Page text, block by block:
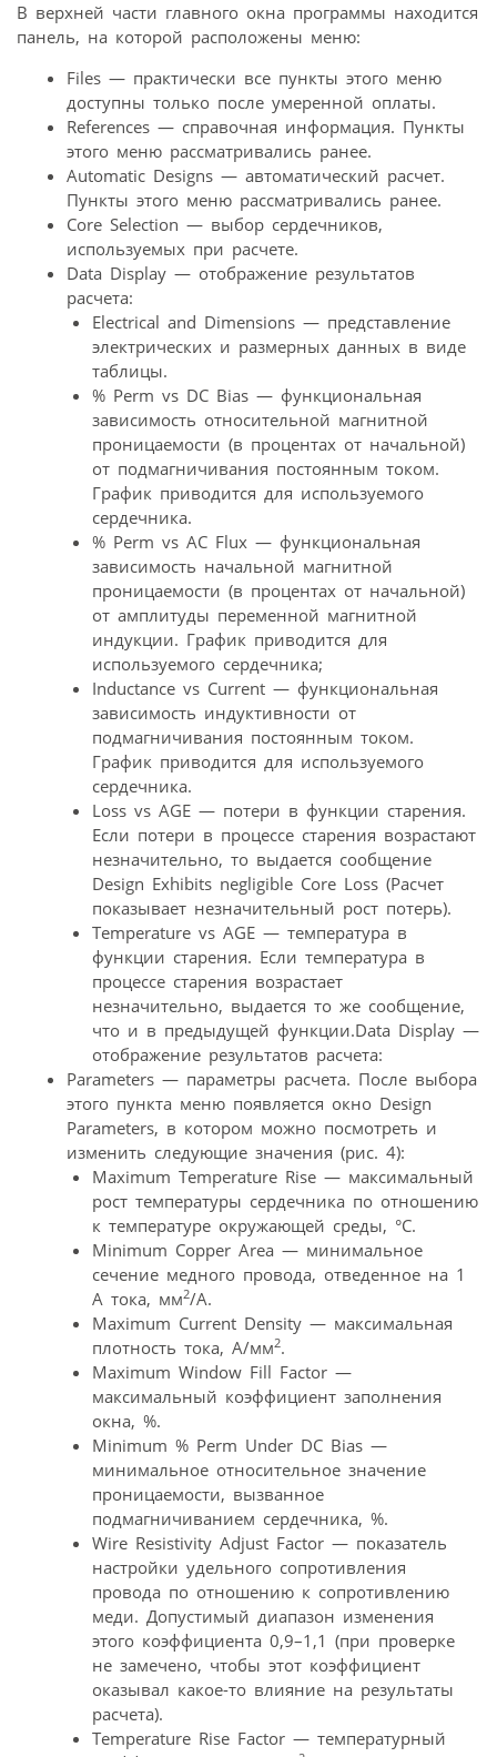
В верхней части главного окна программы находится
панель, на которой расположены меню:
Files — практически все пункты этого меню
доступны только после умеренной оплаты.
References — справочная информация. Пункты
этого меню рассматривались ранее.
Automatic Designs — автоматический расчет.
Пункты этого меню рассматривались ранее.
Core Selection — выбор сердечников,
используемых при расчете.
Data Display — отображение результатов
расчета:
Electrical and Dimensions — представление
электрических и размерных данных в виде
таблицы.
% Perm vs DC Bias — функциональная
зависимость относительной магнитной
проницаемости (в процентах от начальной)
от подмагничивания постоянным током.
График приводится для используемого
сердечника.
% Perm vs AC Flux — функциональная
зависимость начальной магнитной
проницаемости (в процентах от начальной)
от амплитуды переменной магнитной
индукции. График приводится для
используемого сердечника;
Inductance vs Current — функциональная
зависимость индуктивности от
подмагничивания постоянным током.
График приводится для используемого
сердечника.
Loss vs AGE — потери в функции старения.
Если потери в процессе старения возрастают
незначительно, то выдается сообщение
Design Exhibits negligible Core Loss (Расчет
показывает незначительный рост потерь).
Temperature vs AGE — температура в
функции старения. Если температура в
процессе старения возрастает
незначительно, выдается то же сообщение,
что и в предыдущей функции.Data Display —
отображение результатов расчета:
Parameters — параметры расчета. После выбора
этого пункта меню появляется окно Design
Parameters, в котором можно посмотреть и
изменить следующие значения (рис. 4):
Maximum Temperature Rise — максимальный
рост температуры сердечника по отношению
к температуре окружающей среды, °C.
Minimum Copper Area — минимальное
сечение медного провода, отведенное на 1
А тока, мм2/A.
Maximum Current Density — максимальная
плотность тока, А/мм2.
Maximum Window Fill Factor —
максимальный коэффициент заполнения
окна, %.
Minimum % Perm Under DC Bias —
минимальное относительное значение
проницаемости, вызванное
подмагничиванием сердечника, %.
Wire Resistivity Adjust Factor — показатель
настройки удельного сопротивления
провода по отношению к сопротивлению
меди. Допустимый диапазон изменения
этого коэффициента 0,9–1,1 (при проверке
не замечено, чтобы этот коэффициент
оказывал какое-то влияние на результаты
расчета).
Temperature Rise Factor — температурный